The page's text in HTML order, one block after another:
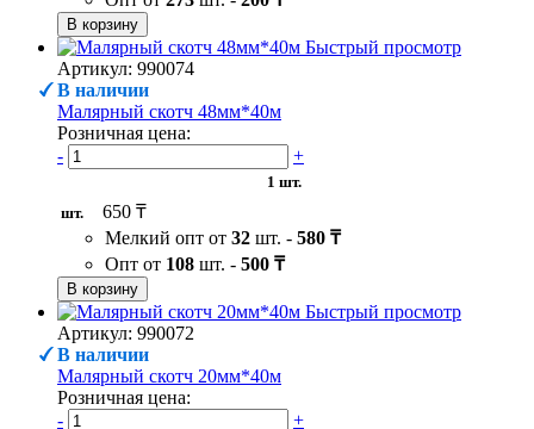
В корзину
Быстрый просмотр
Артикул: 990074
В наличии
Малярный скотч 48мм*40м
Розничная цена:
-
+
1 шт.
шт.
650 ₸
Мелкий опт от 32 шт. - 580 ₸
Опт от 108 шт. - 500 ₸
В корзину
Быстрый просмотр
Артикул: 990072
В наличии
Малярный скотч 20мм*40м
Розничная цена:
-
+